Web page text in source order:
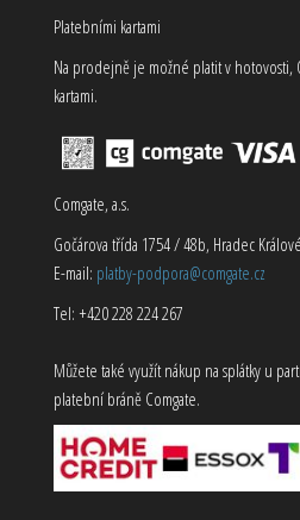
Platebními kartami
Na prodejně je možné platit v
kartami.
Comgate, a.s.
Gočárova třída 1754 / 48b, Hradec Králové
E-mail: platby-podpora@comgate.cz
Tel: +420 228 224 267
Můžete také využít nákup na splátky u
platební bráně Comgate.